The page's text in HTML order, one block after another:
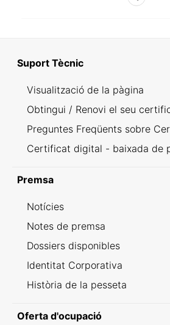
Suport Tècnic
Visualització de la pàgina
Obtingui / Renovi el seu
Preguntes Freqüents sobre
Certificat digital - baixada de
Premsa
Notícies
Notes de premsa
Dossiers disponibles
Identitat Corporativa
Història de la pesseta
Oferta d'ocupació